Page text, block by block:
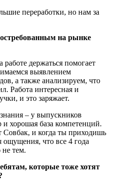
переработки, но нам за
на рынке
держаться помогает
выявлением
а также анализируем, что
Работа интересная и
и это заряжает.
– у выпускников
хорошая база компетенций.
Совбак, и когда ты приходишь
ощущения, что все 4 года
не тем.
которые тоже хотят